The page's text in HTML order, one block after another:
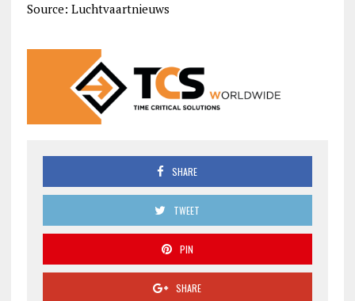
Source: Luchtvaartnieuws
SHARE
TWEET
PIN
SHARE